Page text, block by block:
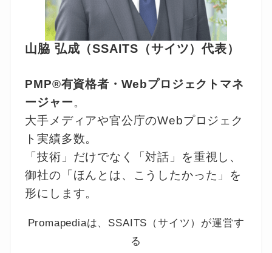
山脇 弘成（SSAITS（サイツ）代表）
PMP®有資格者・Webプロジェクトマネ
ージャー。
大手メディアや官公庁のWebプロジェク
ト実績多数。
「技術」だけでなく「対話」を重視し、
御社の「ほんとは、こうしたかった」を
形にします。
Promapediaは、SSAITS（サイツ）が運営す
る